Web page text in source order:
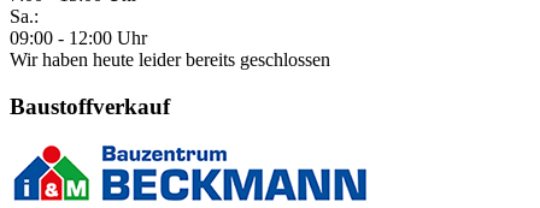
Sa.:
09:00 - 12:00 Uhr
Wir haben heute leider bereits geschlossen
Baustoffverkauf